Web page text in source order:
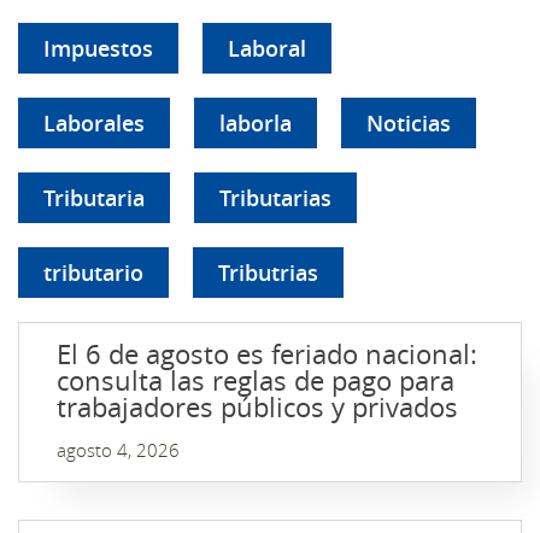
Impuestos Laboral
Laborales laborla Noticias
Tributaria Tributarias
tributario Tributrias
El 6 de agosto es feriado nacional:
consulta las reglas de pago para
trabajadores públicos y privados
agosto 4, 2026